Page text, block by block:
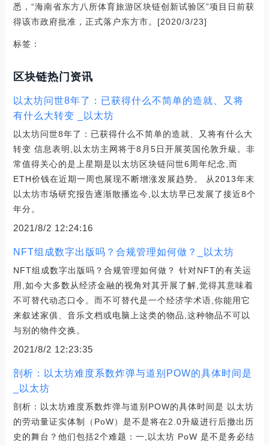
悉，“海南省东方八所体育旅游区块链创新试验区”项目日前获
得该市政府批准，正式落户东方市。[2020/3/23]
标签：
区块链热门资讯
以太坊问世8年了：已获得什么不简单的造就、又将
有什么大转变 _以太坊
以太坊问世8年了：已获得什么不简单的造就、又将有什么大
转变 信息表明,以太坊主网将于8月5日开展英国伦敦升級。非
常值得关心的是上星期是以太坊区块链问世6周年纪念,而
ETH价钱在近期一周也展现不断增涨发展趋势。 从2013年末
以太坊市场研究报告逐渐散播迄今,以太坊早已发展了接近8个
年分。
2021/8/2 12:24:16
NFT组成数字出版吗？合规管理如何做？_以太坊
NFT组成数字出版吗？合规管理如何做？ 针对NFT的有关运
用,如今大多数从经济金融的视角对其开展了解,觉得其意味着
不可替代动态口令。而不可替代是一个经济学术语,你能用它
来叙述家俱、音乐文档或电脑上这类的物品,这种物品不可以
与别的物件交换。
2021/8/2 12:23:35
剖析：以太坊难度系数炸弹与道别POW的具体时间是
_以太坊
剖析：以太坊难度系数炸弹与道别POW的具体时间是 以太坊
的劳动量证实体制（PoW）是不是将在2.0升級进行后撤出历
史的舞台？他们包括2个难题：一,以太坊 PoW 是不是务必结